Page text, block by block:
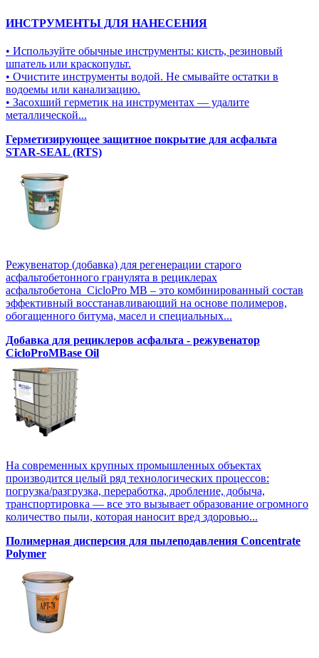
ИНСТРУМЕНТЫ ДЛЯ НАНЕСЕНИЯ
• Используйте обычные инструменты: кисть, резиновый
шпатель или краскопульт.
• Очистите инструменты водой. Не смывайте остатки в
водоемы или канализацию.
• Засохший герметик на инструментах — удалите
металлической...
Герметизирующее защитное покрытие для асфальта
STAR-SEAL (RTS)
Режувенатор (добавка) для регенерации старого
асфальтобетонного гранулята в рециклерах
асфальтобетона CicloPro MB – это комбинированный состав
эффективный восстанавливающий на основе полимеров,
обогащенного битума, масел и специальных...
Добавка для рециклеров асфальта - режувенатор
CicloProMBase Oil
На современных крупных промышленных объектах
производится целый ряд технологических процессов:
погрузка/разгрузка, переработка, дробление, добыча,
транспортировка — все это вызывает образование огромного
количество пыли, которая наносит вред здоровью...
Полимерная дисперсия для пылеподавления Concentrate
Polymer